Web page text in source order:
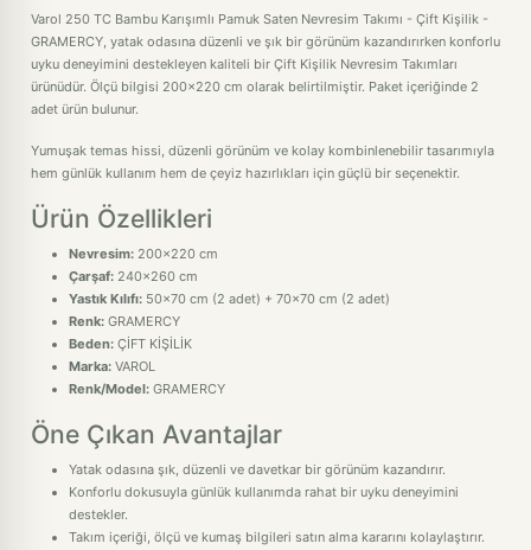
Varol 250 TC Bambu Karışımlı Pamuk Saten Nevresim Takımı - Çift Kişilik -
GRAMERCY, yatak odasına düzenli ve şık bir görünüm kazandırırken konforlu
uyku deneyimini destekleyen kaliteli bir Çift Kişilik Nevresim Takımları
ürünüdür. Ölçü bilgisi 200x220 cm olarak belirtilmiştir. Paket içeriğinde 2
adet ürün bulunur.
Yumuşak temas hissi, düzenli görünüm ve kolay kombinlenebilir tasarımıyla
hem günlük kullanım hem de çeyiz hazırlıkları için güçlü bir seçenektir.
Ürün Özellikleri
Nevresim: 200x220 cm
Çarşaf: 240x260 cm
Yastık Kılıfı: 50x70 cm (2 adet) + 70x70 cm (2 adet)
Renk: GRAMERCY
Beden: ÇİFT KİŞİLİK
Marka: VAROL
Renk/Model: GRAMERCY
Öne Çıkan Avantajlar
Yatak odasına şık, düzenli ve davetkar bir görünüm kazandırır.
Konforlu dokusuyla günlük kullanımda rahat bir uyku deneyimini
destekler.
Takım içeriği, ölçü ve kumaş bilgileri satın alma kararını kolaylaştırır.